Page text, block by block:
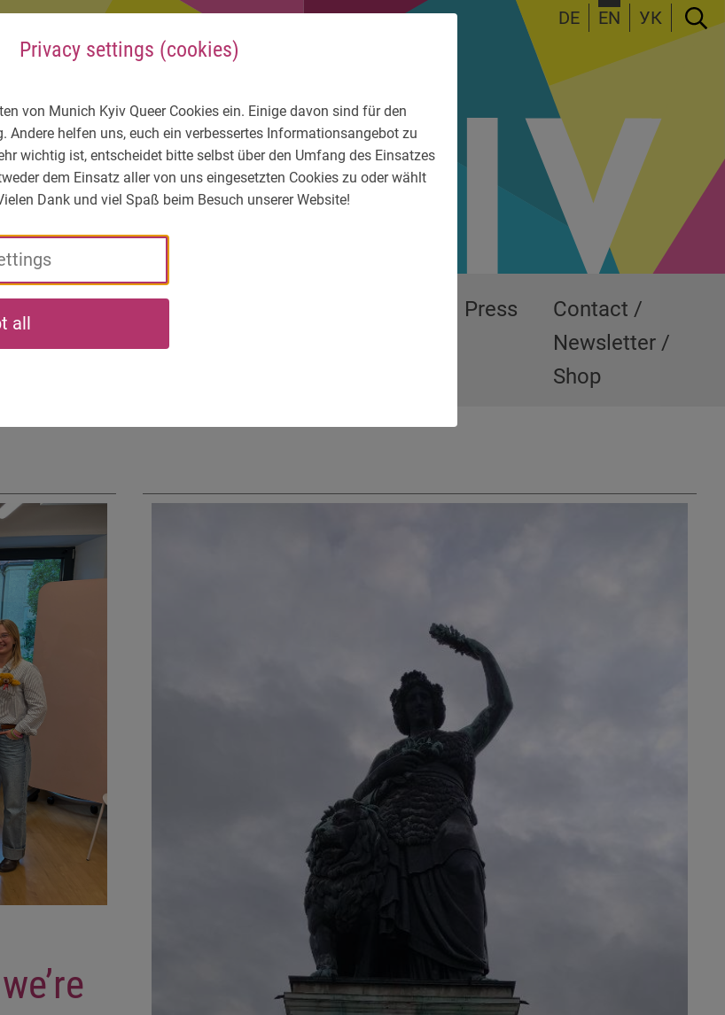
Privacy settings (cookies)
von Munich Kyiv Queer Cookies ein. Einige davon sind für den
Andere helfen uns, euch ein verbessertes Informationsangebot zu
wichtig ist, entscheidet bitte selbst über den Umfang des Einsatzes
dem Einsatz aller von uns eingesetzten Cookies zu oder wählt
Dank und viel Spaß beim Besuch unserer Website!
all
DE EN УК
Who
we
Press
Contact /
Newsletter /
Shop